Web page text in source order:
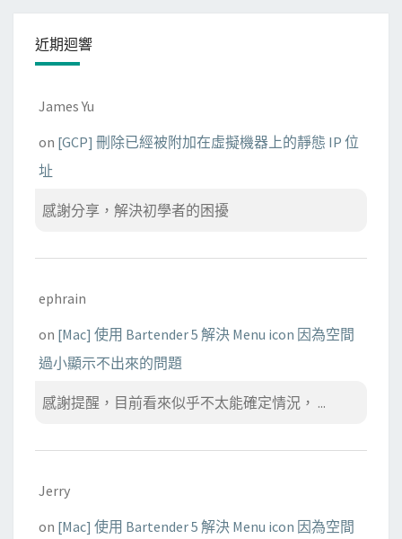
近期迴響
James Yu
on [GCP] 刪除已經被附加在虛擬機器上的靜態 IP 位
址
感謝分享，解決初學者的困擾
ephrain
on [Mac] 使用 Bartender 5 解決 Menu icon 因為空間
過小顯示不出來的問題
感謝提醒，目前看來似乎不太能確定情況， ...
Jerry
on [Mac] 使用 Bartender 5 解決 Menu icon 因為空間